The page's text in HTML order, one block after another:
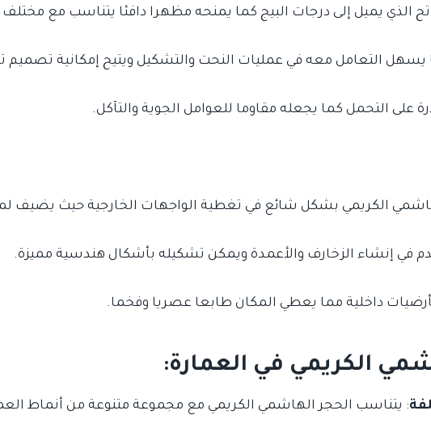
الذي يميل إلى درجات البيج كما يمنحه مظهرا دافئا يتناسب مع
التعامل معه في عمليات النحت والتشكيل ويتيح إمكانية تصميم
على التحمل كما يجعله مقاوما للعوامل الجوية والتآكل.
الكريمي بشكل شائع في تغطية الواجهات الخارجية حيث يضيف
في إنشاء الزخارف والأعمدة ويمكن تشكيله بأشكال هندسية مميزة.
داخلية مما يعطي المكان طابعا عصريا وفخما.
الكريمي في العمارة:
: يتناسب الحجر الهاشمي الكريمي مع مجموعة متنوعة من أنماط